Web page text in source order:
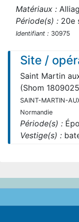
Matériaux :
Période(s) : 20e
Identifiant : 30975
Site /
Saint Martin
(Shom
SAINT-MARTIN-
Normandie
Période(s) :
Vestige(s) :